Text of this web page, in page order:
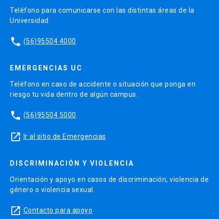
Teléfono para comunicarse con las distintas áreas de la
Universidad.
phone (56)95504 4000
EMERGENCIAS UC
Teléfono en caso de accidente o situación que ponga en
riesgo tu vida dentro de algún campus.
phone (56)95504 5000
launch Ir al sitio de Emergencias
DISCRIMINACIÓN Y VIOLENCIA
Orientación y apoyo en casos de discriminación, violencia de
género o violencia sexual.
launch Contacto para apoyo